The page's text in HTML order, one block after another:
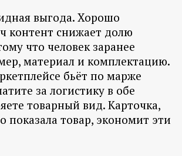
выгода. Хорошо
контент снижает долю
что человек заранее
материал и комплектацию.
бьёт по марже
за логистику в обе
товарный вид. Карточка,
показала товар, экономит эти